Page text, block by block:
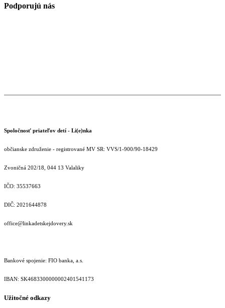
Podporujú nás
Spoločnosť priateľov detí - Li(e)nka
občianske združenie - registrované MV SR: VVS/1-900/90-18429
Zvoničná 202/18, 044 13 Valaliky
IČO: 35537663
DIČ: 2021644878
office@linkadetskejdovery.sk
Bankové spojenie: FIO banka, a.s.
IBAN: SK46833000000­02401541173
Užitočné odkazy